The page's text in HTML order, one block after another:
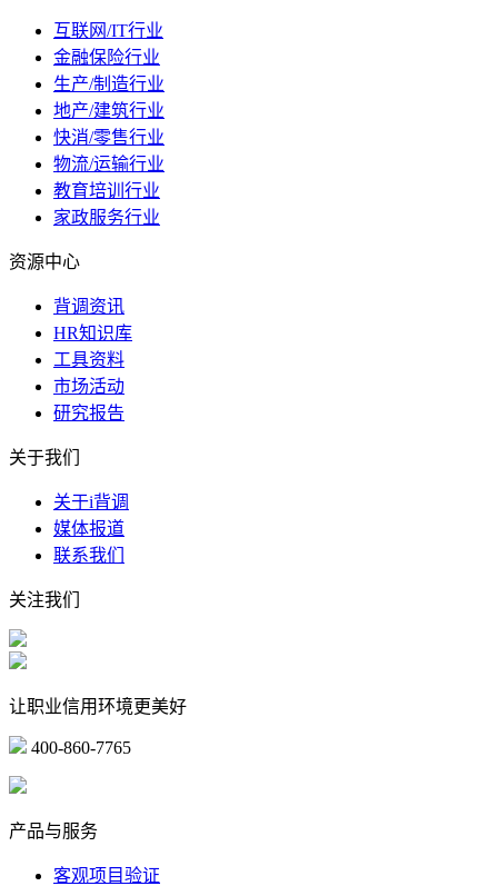
互联网/IT行业
金融保险行业
生产/制造行业
地产/建筑行业
快消/零售行业
物流/运输行业
教育培训行业
家政服务行业
资源中心
背调资讯
HR知识库
工具资料
市场活动
研究报告
关于我们
关于i背调
媒体报道
联系我们
关注我们
让职业信用环境更美好
400-860-7765
产品与服务
客观项目验证